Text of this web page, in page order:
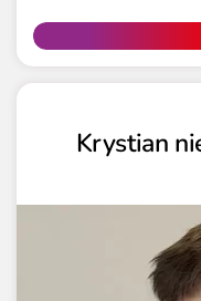
Krystian